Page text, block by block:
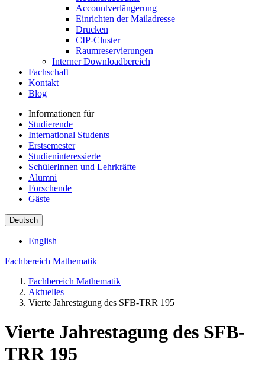
Accountverlängerung
Einrichten der Mailadresse
Drucken
CIP-Cluster
Raumreservierungen
Interner Downloadbereich
Fachschaft
Kontakt
Blog
Informationen für
Studierende
International Students
Erstsemester
Studieninteressierte
SchülerInnen und Lehrkräfte
Alumni
Forschende
Gäste
Deutsch
English
Fachbereich Mathematik
Fachbereich Mathematik
Aktuelles
Vierte Jahrestagung des SFB-TRR 195
Vierte Jahrestagung des SFB-
TRR 195